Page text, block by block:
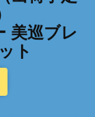
美巡ブレ
ト